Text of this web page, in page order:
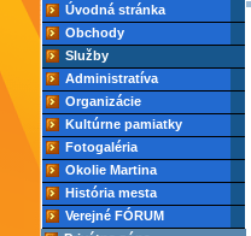
Úvodná stránka
Obchody
Služby
Administratíva
Organizácie
Kultúrne pamiatky
Fotogaléria
Okolie Martina
História mesta
Verejné FÓRUM